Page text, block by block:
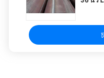
the difference.